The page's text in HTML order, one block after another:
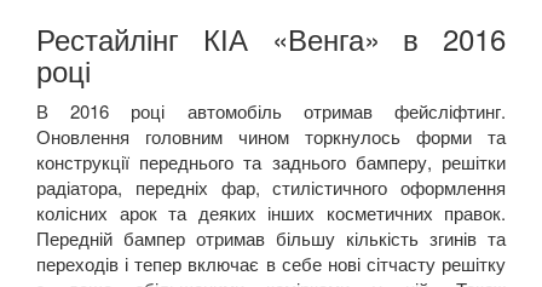
Рестайлінг КІА «Венга» в 2016
році
В 2016 році автомобіль отримав фейсліфтинг.
Оновлення головним чином торкнулось форми та
конструкції переднього та заднього бамперу, решітки
радіатора, передніх фар, стилістичного оформлення
колісних арок та деяких інших косметичних правок.
Передній бампер отримав більшу кількість згинів та
переходів і тепер включає в себе нові сітчасту решітку